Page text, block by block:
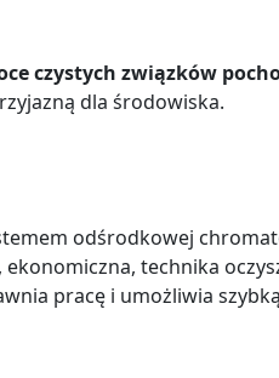
czystych związków
dla środowiska.
odśrodkowej
technika
pracę i umożliwia